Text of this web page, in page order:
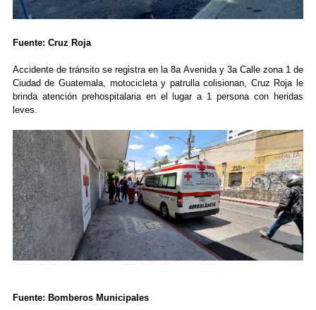
Fuente: Cruz Roja
Accidente de tránsito se registra en la 8a Avenida y 3a Calle zona 1 de
Ciudad de Guatemala, motocicleta y patrulla colisionan, Cruz Roja le
brinda atención prehospitalaria en el lugar a 1 persona con heridas
leves.
Fuente: Bomberos Municipales